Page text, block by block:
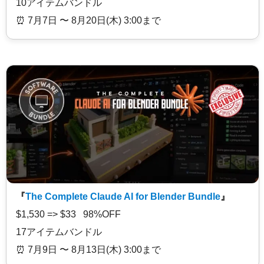
10アイテムバンドル
⏰️ 7月7日 〜 8月20日(木) 3:00まで
『The Complete Claude AI for Blender Bundle 』
$1,530 => $33 98%OFF
17アイテムバンドル
⏰️ 7月9日 〜 8月13日(木) 3:00まで